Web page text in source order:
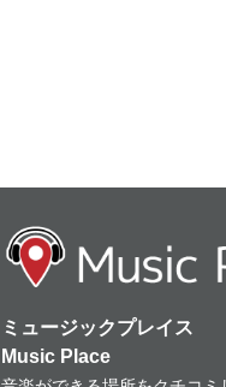
ミュージックプレイス
Music Place